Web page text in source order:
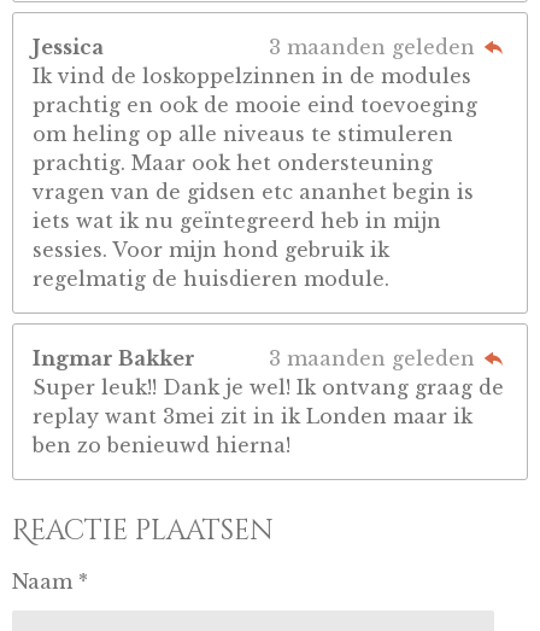
Jessica
3 maanden geleden
Ik vind de loskoppelzinnen in de modules
prachtig en ook de mooie eind toevoeging
om heling op alle niveaus te stimuleren
prachtig. Maar ook het ondersteuning
vragen van de gidsen etc ananhet begin is
iets wat ik nu geïntegreerd heb in mijn
sessies. Voor mijn hond gebruik ik
regelmatig de huisdieren module.
Ingmar Bakker
3 maanden geleden
Super leuk!! Dank je wel! Ik ontvang graag de
replay want 3mei zit in ik Londen maar ik
ben zo benieuwd hierna!
Reactie plaatsen
Naam *